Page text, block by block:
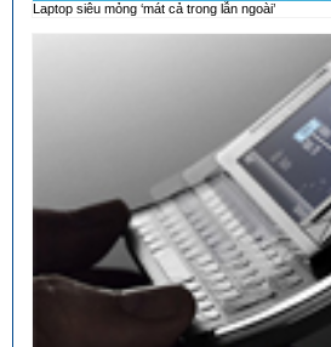
Laptop siêu mỏng ‘mát cả trong lẫn ngoài’